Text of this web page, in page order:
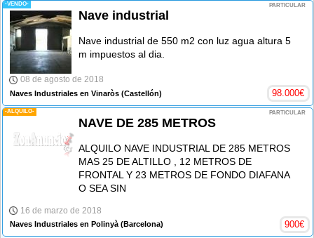
-VENDO- PARTICULAR
Nave industrial
Nave industrial de 550 m2 con luz agua altura 5
m impuestos al dia.
08 de agosto de 2018
Naves Industriales en Vinaròs (Castellón) 98.000€
-ALQUILO- PARTICULAR
NAVE DE 285 METROS
ALQUILO NAVE INDUSTRIAL DE 285 METROS
MAS 25 DE ALTILLO , 12 METROS DE
FRONTAL Y 23 METROS DE FONDO DIAFANA
O SEA SIN
16 de marzo de 2018
Naves Industriales en Polinyà (Barcelona) 900€